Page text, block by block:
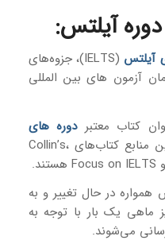
آیلتس:
آیلتس
(IELTS)، جزوه‌های
آزمون های بین المللی
دوره های
تهیه شده‌اند. بعضی از این منابع کتاب‌های Collin’s،
همواره در حال تغییر و به
ماهی یک بار با توجه به
رسانی می‌شوند.